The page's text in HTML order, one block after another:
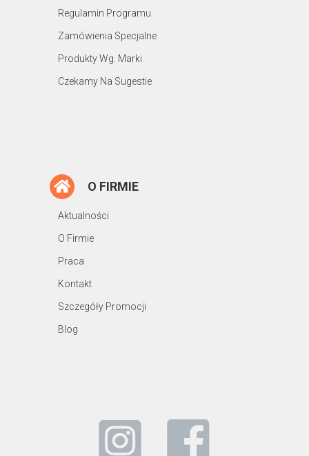
Regulamin Programu
Zamówienia Specjalne
Produkty Wg. Marki
Czekamy Na Sugestie
O FIRMIE
Aktualności
O Firmie
Praca
Kontakt
Szczegóły Promocji
Blog